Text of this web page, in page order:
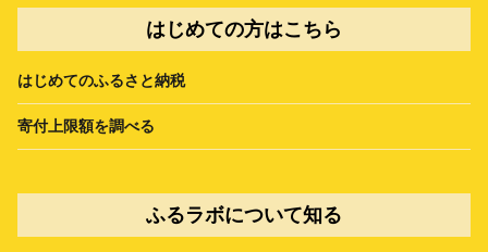
はじめての方はこちら
はじめてのふるさと納税
寄付上限額を調べる
ふるラボについて知る